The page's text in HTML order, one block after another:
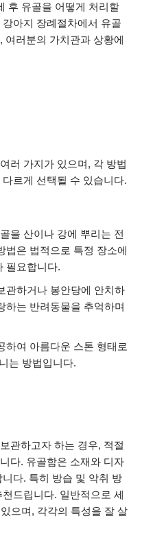
후 유골을 어떻게 처리할
아지 장례절차에서 유골
여러분의 가치관과 상황에
러 가지가 있으며, 각 방법
르게 선택될 수 있습니다.
을 산이나 강에 뿌리는 전
법은 법적으로 특정 장소에
필요합니다.
관하거나 봉안당에 안치하
하는 반려동물을 추억하며
하여 아름다운 스톤 형태로
는 방법입니다.
관하고자 하는 경우, 적절
다. 유골함은 소재와 디자
다. 특히 방습 및 악취 방
드립니다. 일반적으로 세
으며, 각각의 특성을 잘 살